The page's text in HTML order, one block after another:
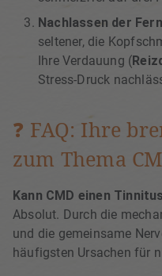
Nachlassen der
seltener, die
Ihre Verdauung (
Stress-Druck
❓ FAQ: Ihre
zum Thema
Kann CMD einen
Absolut. Durch die
und die gemeinsame
häufigsten Ursachen für